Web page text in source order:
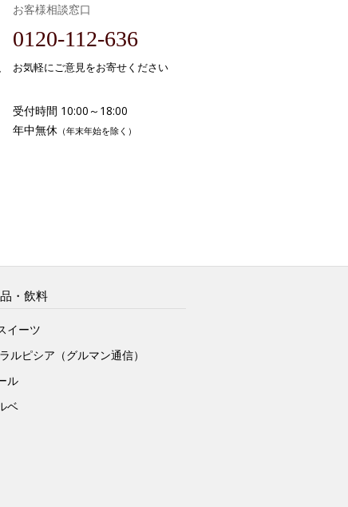
お客様相談窓口
0120-112-636
お気軽にご意見をお寄せください
受付時間 10:00～18:00
年中無休 （年末年始を除く）
・飲料
イーツ
ルピシア（グルマン通信）
ル
ベ